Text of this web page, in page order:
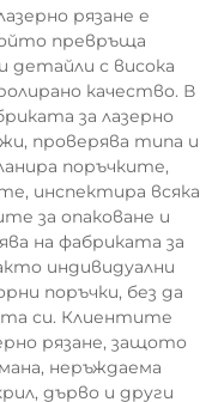
рязане е
превръща
детайли с висока
качество. В
за лазерно
проверява типа и
поръчките,
инспектира всяка
за опаковане и
на фабриката за
индивидуални
поръчки, без да
си. Клиентите
рязане, защото
неръждаема
дърво и други